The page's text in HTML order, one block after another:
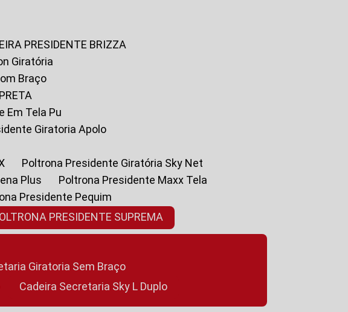
PRESIDENTE BRIZZA
Giratória
Braço
Em Tela Pu
Giratoria Apolo
Poltrona Presidente Giratória Sky Net
Plus
Poltrona Presidente Maxx Tela
Presidente Pequim
POLTRONA PRESIDENTE SUPREMA
Giratoria Sem Braço
Cadeira Secretaria Sky L Duplo